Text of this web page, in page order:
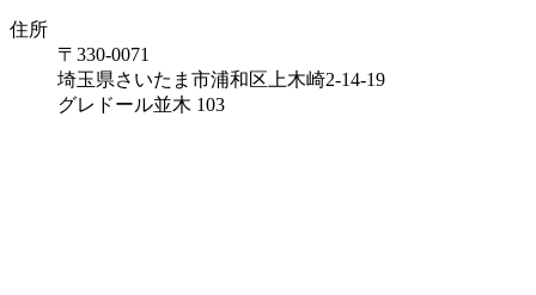
住所
〒330-0071
埼玉県さいたま市浦和区上木崎2-14-19
グレドール並木 103